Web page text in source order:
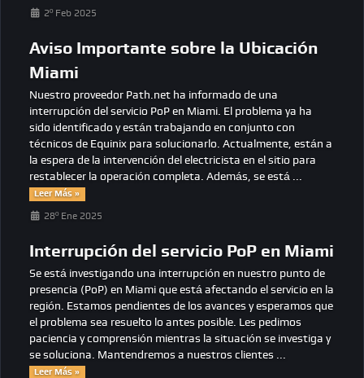
2º Feb 2025
Aviso Importante sobre la Ubicación
Miami
Nuestro proveedor Path.net ha informado de una
interrupción del servicio PoP en Miami. El problema ya ha
sido identificado y están trabajando en conjunto con
técnicos de Equinix para solucionarlo. Actualmente, están a
la espera de la intervención del electricista en el sitio para
restablecer la operación completa. Además, se está ...
Leer Más »
28º Ene 2025
Interrupción del servicio PoP en Miami
Se está investigando una interrupción en nuestro punto de
presencia (PoP) en Miami que está afectando el servicio en la
región. Estamos pendientes de los avances y esperamos que
el problema sea resuelto lo antes posible. Les pedimos
paciencia y comprensión mientras la situación se investiga y
se soluciona. Mantendremos a nuestros clientes ...
Leer Más »